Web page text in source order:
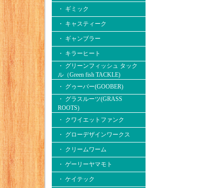
・ ギミック
・ キャスティーク
・ ギャンブラー
・ キラーヒート
・ グリーンフィッシュ タック
ル（Green fish TACKLE)
・ グゥーバー(GOOBER)
・ グラスルーツ(GRASS
ROOTS)
・ クワイエットファンク
・ グローデザインワークス
・ クリームワーム
・ ゲーリーヤマモト
・ ケイテック